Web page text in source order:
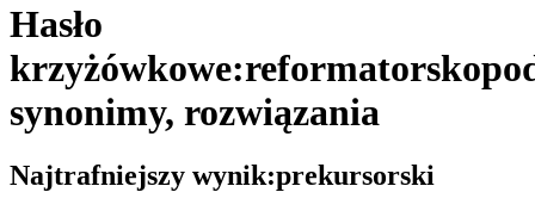
Hasło
krzyżówkowe:reformatorsko
synonimy, rozwiązania
Najtrafniejszy wynik:prekursorski